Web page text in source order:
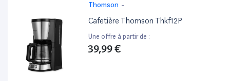
Thomson -
Cafetière Thomson Thkf12P
Une offre à partir de :
39,99 €